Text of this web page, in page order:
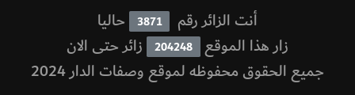
أنت الزائر رقم 3871
حاليا
زار هذا الموقع 204248 زائر حتى الان
جميع الحقوق محفوظه لموقع وصفات الدار 2024